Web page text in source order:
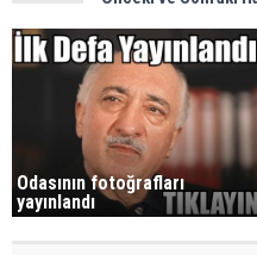
Odasının fotoğrafları
yayınlandı